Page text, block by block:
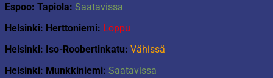
Espoo: Tapiola: Saatavissa
Helsinki: Herttoniemi: Loppu
Helsinki: Iso-Roobertinkatu: Vähissä
Helsinki: Munkkiniemi: Saatavissa